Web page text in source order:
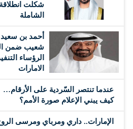
شكلت انطلاقة
الشاملة
أحمد بن
الرؤساء
الامارات
عندما تنتصر السّردية على الأرقام…
كيف يبني الإعلام صورة الأمم؟
الإمارات.. داري ومرباي ومرسى